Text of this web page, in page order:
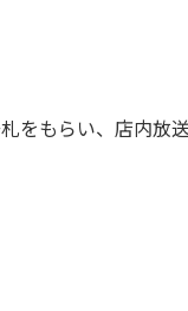
をもらい、店内放